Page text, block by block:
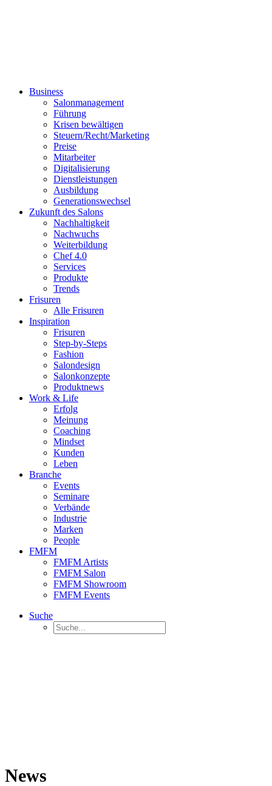
Business
Salonmanagement
Führung
Krisen bewältigen
Steuern/Recht/Marketing
Preise
Mitarbeiter
Digitalisierung
Dienstleistungen
Ausbildung
Generationswechsel
Zukunft des Salons
Nachhaltigkeit
Nachwuchs
Weiterbildung
Chef 4.0
Services
Produkte
Trends
Frisuren
Alle Frisuren
Inspiration
Frisuren
Step-by-Steps
Fashion
Salondesign
Salonkonzepte
Produktnews
Work & Life
Erfolg
Meinung
Coaching
Mindset
Kunden
Leben
Branche
Events
Seminare
Verbände
Industrie
Marken
People
FMFM
FMFM Artists
FMFM Salon
FMFM Showroom
FMFM Events
Suche
News